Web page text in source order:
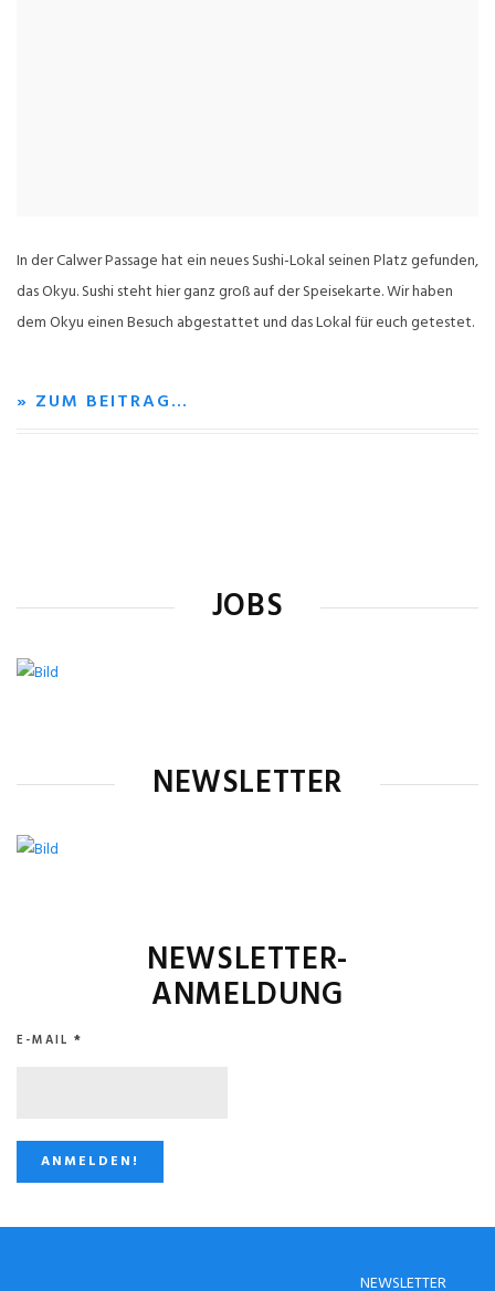
In der Calwer Passage hat ein neues Sushi-Lokal seinen Platz gefunden,
das Okyu. Sushi steht hier ganz groß auf der Speisekarte. Wir haben
dem Okyu einen Besuch abgestattet und das Lokal für euch getestet.
» ZUM BEITRAG…
JOBS
NEWSLETTER
NEWSLETTER-
ANMELDUNG
E-MAIL *
NEWSLETTER